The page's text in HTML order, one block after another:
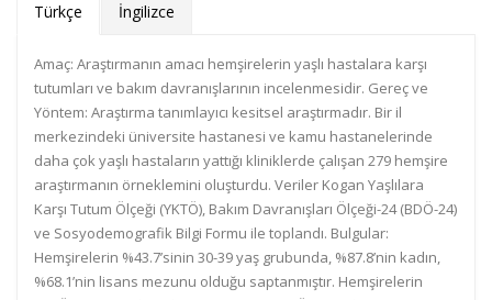
Türkçe İngilizce
Amaç: Araştırmanın amacı hemşirelerin yaşlı hastalara karşı
tutumları ve bakım davranışlarının incelenmesidir. Gereç ve
Yöntem: Araştırma tanımlayıcı kesitsel araştırmadır. Bir il
merkezindeki üniversite hastanesi ve kamu hastanelerinde
daha çok yaşlı hastaların yattığı kliniklerde çalışan 279 hemşire
araştırmanın örneklemini oluşturdu. Veriler Kogan Yaşlılara
Karşı Tutum Ölçeği (YKTÖ), Bakım Davranışları Ölçeği-24 (BDÖ-24)
ve Sosyodemografik Bilgi Formu ile toplandı. Bulgular:
Hemşirelerin %43.7’sinin 30-39 yaş grubunda, %87.8’nin kadın,
%68.1’nin lisans mezunu olduğu saptanmıştır. Hemşirelerin